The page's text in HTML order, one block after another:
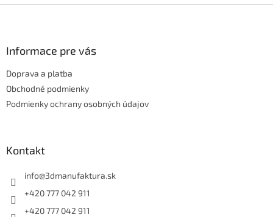
Informace pre vás
Doprava a platba
Obchodné podmienky
Podmienky ochrany osobných údajov
Kontakt
info@3dmanufaktura.sk
+420 777 042 911
+420 777 042 911